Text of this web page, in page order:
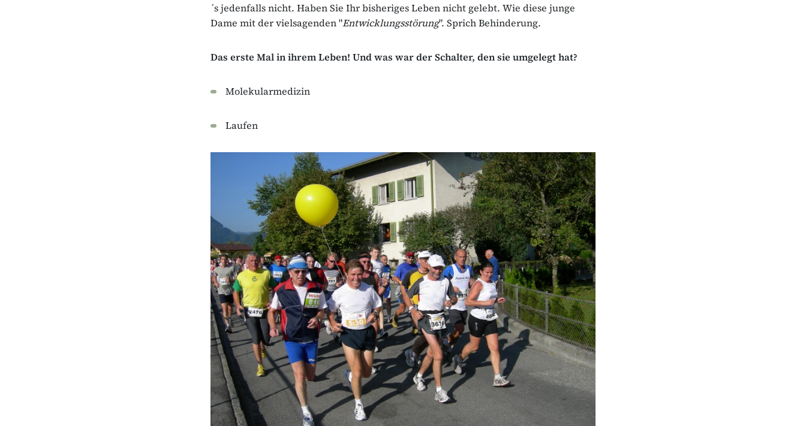
´s jedenfalls nicht. Haben Sie Ihr bisheriges Leben nicht gelebt. Wie diese junge
Dame mit der vielsagenden "Entwicklungsstörung". Sprich Behinderung.
Das erste Mal in ihrem Leben! Und was war der Schalter, den sie umgelegt hat?
Molekularmedizin
Laufen